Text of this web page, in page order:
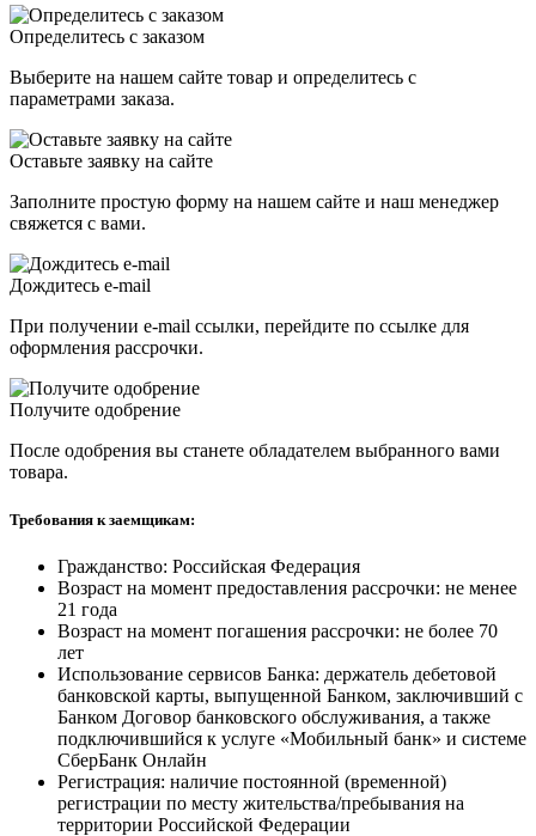
Определитесь с заказом
Выберите на нашем сайте товар и определитесь с
параметрами заказа.
Оставьте заявку на сайте
Заполните простую форму на нашем сайте и наш менеджер
свяжется с вами.
Дождитесь e-mail
При получении e-mail ссылки, перейдите по ссылке для
оформления рассрочки.
Получите одобрение
После одобрения вы станете обладателем выбранного вами
товара.
Требования к заемщикам:
Гражданство: Российская Федерация
Возраст на момент предоставления рассрочки: не менее
21 года
Возраст на момент погашения рассрочки: не более 70
лет
Использование сервисов Банка: держатель дебетовой
банковской карты, выпущенной Банком, заключивший с
Банком Договор банковского обслуживания, а также
подключившийся к услуге «Мобильный банк» и системе
СберБанк Онлайн
Регистрация: наличие постоянной (временной)
регистрации по месту жительства/пребывания на
территории Российской Федерации